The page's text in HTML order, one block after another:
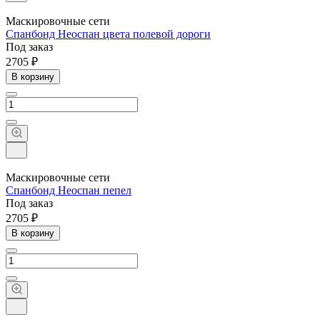
Маскировочные сети
Спанбонд Неоспан цвета полевой дороги
Под заказ
2705 ₽
В корзину
Маскировочные сети
Спанбонд Неоспан пепел
Под заказ
2705 ₽
В корзину